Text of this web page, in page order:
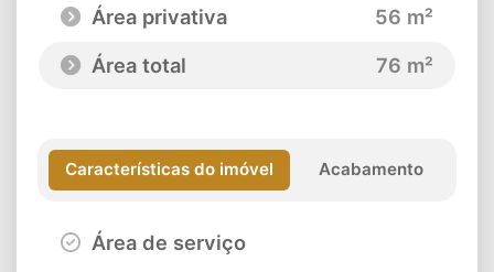
Área privativa
56 m²
Área total
76 m²
Características do imóvel Acabamento
Área de serviço